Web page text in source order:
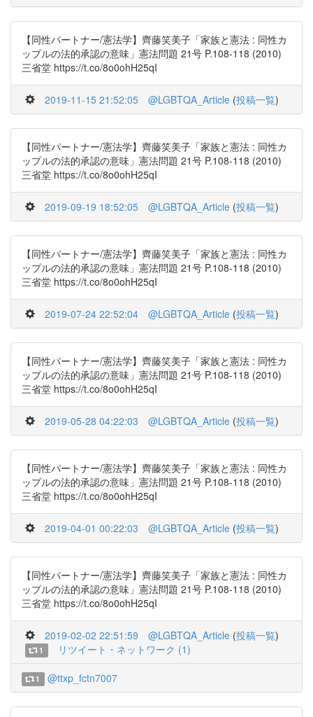
【同性パートナー/憲法学】齊藤笑美子「家族と憲法 : 同性カ
ップルの法的承認の意味」憲法問題 21号 P.108-118 (2010)
三省堂 https://t.co/8o0ohH25qI
2019-11-15 21:52:05 @LGBTQA_Article (投稿一覧)
【同性パートナー/憲法学】齊藤笑美子「家族と憲法 : 同性カ
ップルの法的承認の意味」憲法問題 21号 P.108-118 (2010)
三省堂 https://t.co/8o0ohH25qI
2019-09-19 18:52:05 @LGBTQA_Article (投稿一覧)
【同性パートナー/憲法学】齊藤笑美子「家族と憲法 : 同性カ
ップルの法的承認の意味」憲法問題 21号 P.108-118 (2010)
三省堂 https://t.co/8o0ohH25qI
2019-07-24 22:52:04 @LGBTQA_Article (投稿一覧)
【同性パートナー/憲法学】齊藤笑美子「家族と憲法 : 同性カ
ップルの法的承認の意味」憲法問題 21号 P.108-118 (2010)
三省堂 https://t.co/8o0ohH25qI
2019-05-28 04:22:03 @LGBTQA_Article (投稿一覧)
【同性パートナー/憲法学】齊藤笑美子「家族と憲法 : 同性カ
ップルの法的承認の意味」憲法問題 21号 P.108-118 (2010)
三省堂 https://t.co/8o0ohH25qI
2019-04-01 00:22:03 @LGBTQA_Article (投稿一覧)
【同性パートナー/憲法学】齊藤笑美子「家族と憲法 : 同性カ
ップルの法的承認の意味」憲法問題 21号 P.108-118 (2010)
三省堂 https://t.co/8o0ohH25qI
2019-02-02 22:51:59 @LGBTQA_Article (投稿一覧)
1 リツイート・ネットワーク (1)
1 @ttxp_fctn7007